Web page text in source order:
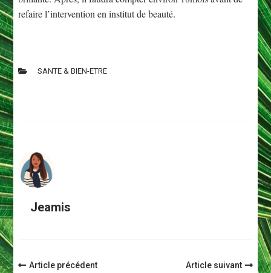
refaire l’intervention en institut de beauté.
SANTE & BIEN-ETRE
Jeamis
Navigation
Article précédent Article suivant